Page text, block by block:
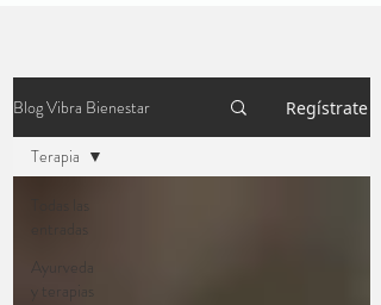
Blog Vibra Bienestar Regístrate
entradas
Ayurveda
y terapias
Terapia